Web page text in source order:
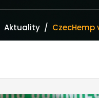
Aktuality/